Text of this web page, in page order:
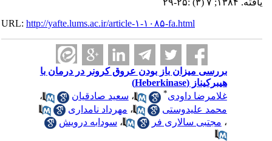
یافته. ۱۳۸۴; ۷ (۳) :۲۵-۲۹
URL:http://yafte.lums.ac.ir/article-۱-۱۰۸۵-fa.html
بررسی میزان باز بودن عروق کرونر در درمان با
هیبرکیناز (Heberkinase)
غلامرضا داودی* ،سعید صادقیان
،
محمد علیدوستی
،مهرداد نامداری
مجتبی سالاری فر ،سودابه درویش